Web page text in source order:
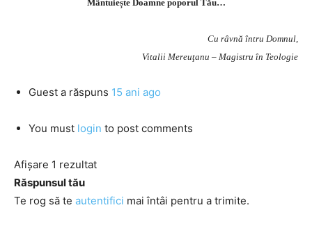
Mântuiește Doamne poporul Tău…
Cu râvnă întru Domnul,
Vitalii Mereuţanu – Magistru în Teologie
Guest a răspuns 15 ani ago
You must login to post comments
Afișare 1 rezultat
Răspunsul tău
Te rog să te autentifici mai întâi pentru a trimite.